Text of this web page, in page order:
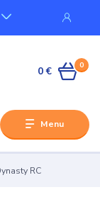
Menu
0
0 €
RC